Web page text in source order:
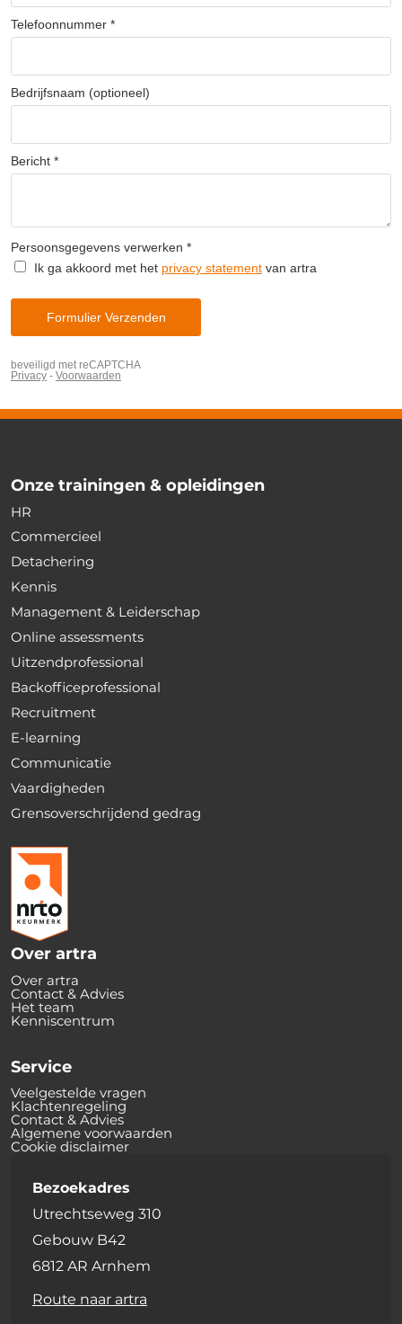
Onze trainingen & opleidingen
HR
Commercieel
Detachering
Kennis
Management & Leiderschap
Online assessments
Uitzendprofessional
Backofficeprofessional
Recruitment
E-learning
Communicatie
Vaardigheden
Grensoverschrijdend gedrag
Over artra
Over artra
Contact & Advies
Het team
Kenniscentrum
Service
Veelgestelde vragen
Klachtenregeling
Contact & Advies
Algemene voorwaarden
Cookie disclaimer
Bezoekadres
Utrechtseweg 310
Gebouw B42
6812 AR Arnhem
Route naar artra